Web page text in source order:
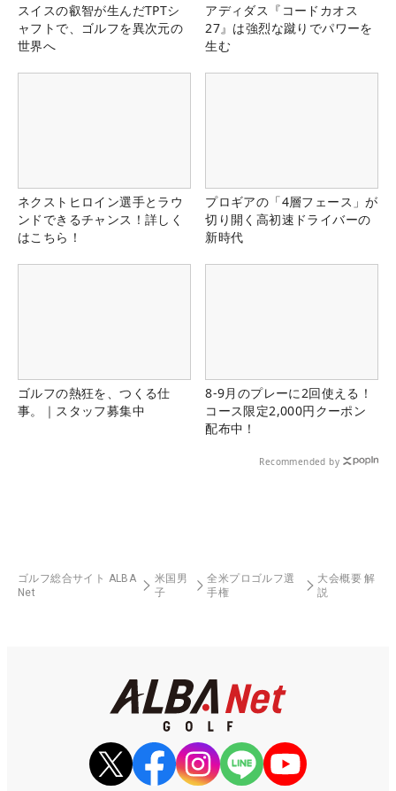
スイスの叡智が生んだTPTシ
ャフトで、ゴルフを異次元の
世界へ
アディダス『コードカオス
27』は強烈な蹴りでパワーを
生む
ネクストヒロイン選手とラウ
ンドできるチャンス！詳しく
はこちら！
プロギアの「4層フェース」が
切り開く高初速ドライバーの
新時代
ゴルフの熱狂を、つくる仕
事。｜スタッフ募集中
8-9月のプレーに2回使える！
コース限定2,000円クーポン
配布中！
Recommended by
ゴルフ総合サイト ALBA
Net
米国男
子
全米プロゴルフ選
手権
大会概要 解
説